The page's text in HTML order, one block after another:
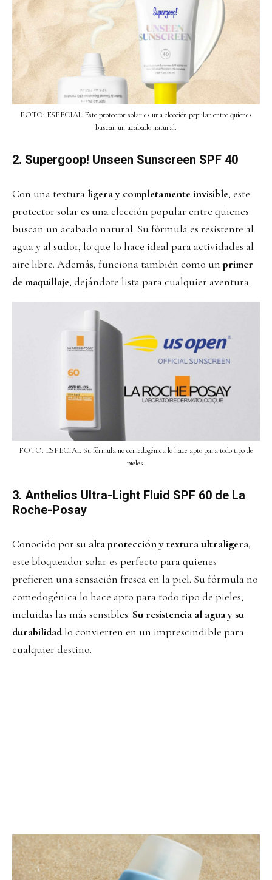
FOTO: ESPECIAL Este protector solar es una elección popular entre quienes
buscan un acabado natural.
2. Supergoop! Unseen Sunscreen SPF 40
Con una textura ligera y completamente invisible, este
protector solar es una elección popular entre quienes
buscan un acabado natural. Su fórmula es resistente al
agua y al sudor, lo que lo hace ideal para actividades al
aire libre. Además, funciona también como unprimer
de maquillaje, dejándote lista para cualquier aventura.
FOTO: ESPECIAL Su fórmula no comedogénica lo hace apto para todo tipo de
pieles.
3. Anthelios Ultra-Light Fluid SPF 60 de La
Roche-Posay
Conocido por su alta protección y textura ultraligera,
este bloqueador solar es perfecto para quienes
prefieren una sensación fresca en la piel. Su fórmula no
comedogénica lo hace apto para todo tipo de pieles,
incluidas las más sensibles. Su resistencia al agua y su
durabilidadlo convierten en un imprescindible para
cualquier destino.